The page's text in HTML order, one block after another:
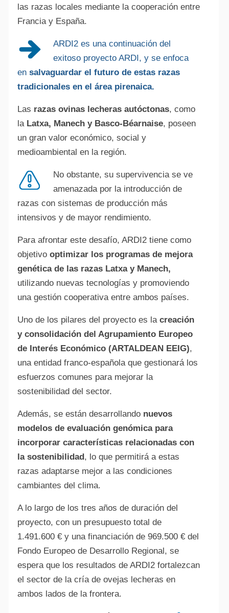
las razas locales mediante la cooperación entre
Francia y España.
ARDI2 es una continuación del
exitoso proyecto ARDI, y se enfoca
en salvaguardar el futuro de estas razas
tradicionales en el área pirenaica.
Las razas ovinas lecheras autóctonas, como
la Latxa, Manech y Basco-Béarnaise, poseen
un gran valor económico, social y
medioambiental en la región.
No obstante, su supervivencia se ve
amenazada por la introducción de
razas con sistemas de producción más
intensivos y de mayor rendimiento.
Para afrontar este desafío, ARDI2 tiene como
objetivo optimizar los programas de mejora
genética de las razas Latxa y Manech,
utilizando nuevas tecnologías y promoviendo
una gestión cooperativa entre ambos países.
Uno de los pilares del proyecto es la creación
y consolidación del Agrupamiento Europeo
de Interés Económico (ARTALDEAN EEIG),
una entidad franco-española que gestionará los
esfuerzos comunes para mejorar la
sostenibilidad del sector.
Además, se están desarrollando nuevos
modelos de evaluación genómica para
incorporar características relacionadas con
la sostenibilidad, lo que permitirá a estas
razas adaptarse mejor a las condiciones
cambiantes del clima.
A lo largo de los tres años de duración del
proyecto, con un presupuesto total de
1.491.600 € y una financiación de 969.500 € del
Fondo Europeo de Desarrollo Regional, se
espera que los resultados de ARDI2 fortalezcan
el sector de la cría de ovejas lecheras en
ambos lados de la frontera.